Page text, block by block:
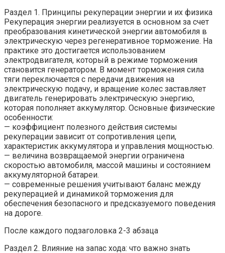
Раздел 1. Принципы рекуперации энергии и их физика
Рекуперация энергии реализуется в основном за счет
преобразования кинетической энергии автомобиля в
электрическую через регенеративное торможение. На
практике это достигается использованием
электродвигателя, который в режиме торможения
становится генератором. В момент торможения сила
тяги переключается с передачи движения на
электрическую подачу, и вращение колес заставляет
двигатель генерировать электрическую энергию,
которая пополняет аккумулятор. Основные физические
особенности:
— коэффициент полезного действия системы
рекуперации зависит от сопротивления цепи,
характеристик аккумулятора и управления мощностью.
— величина возвращаемой энергии ограничена
скоростью автомобиля, массой машины и состоянием
аккумуляторной батареи.
— современные решения учитывают баланс между
рекуперацией и динамикой торможения для
обеспечения безопасного и предсказуемого поведения
на дороге.
После каждого подзаголовка 2-3 абзаца
Раздел 2. Влияние на запас хода: что важно знать